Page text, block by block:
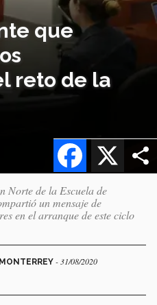
que
reto de la
X
Facebook
Norte de la Escuela de
un mensaje de
en el arranque de este ciclo
- 31/08/2020